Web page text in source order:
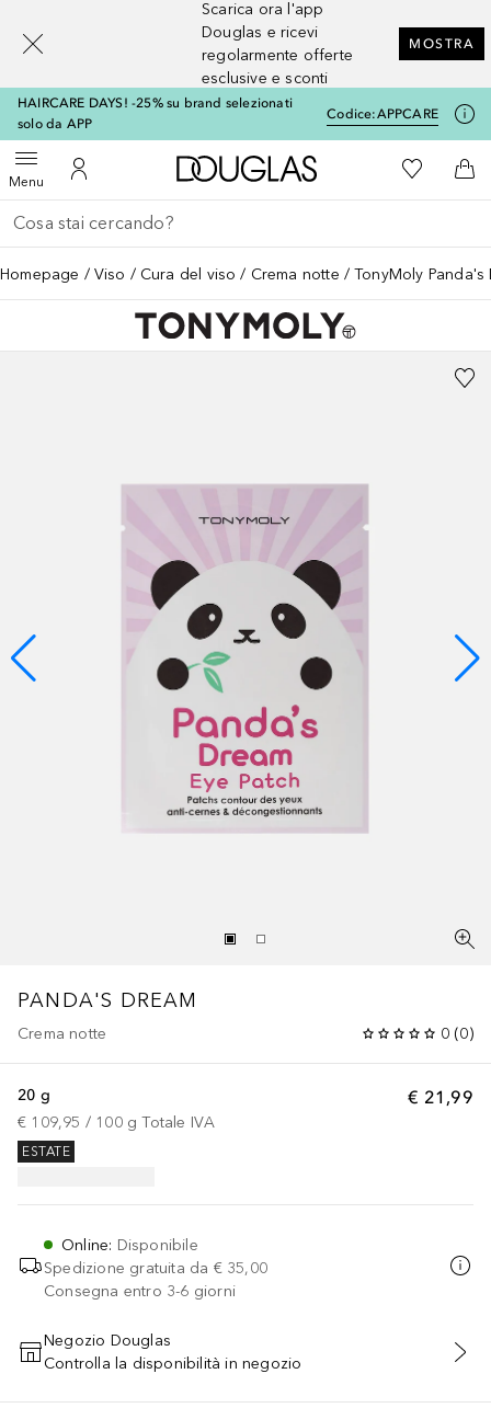
Scarica ora l'app
Douglas e ricevi
regolarmente offerte
esclusive e sconti
MOSTRA
HAIRCARE DAYS! -25% su brand selezionati
solo da APP
Codice:APPCARE
MenuApri menuAl Mio Account
A Douglas HomeAlla Mia
Al
Torna indietro
Esegui ricerca
Homepage Viso Cura del viso Crema notte TonyMoly Panda's
PANDA'S DREAM
Crema notte 0 (0)
€ 21,99
20 g
€ 109,95 / 100 g Totale IVA
ESTATE
Online: Disponibile
Spedizione gratuita da € 35,00
Consegna entro 3-6 giorni
AGGIUNGI AL CARRELLO
Negozio Douglas
Controlla la disponibilità in negozio
[navigation.slideout.screenreader]